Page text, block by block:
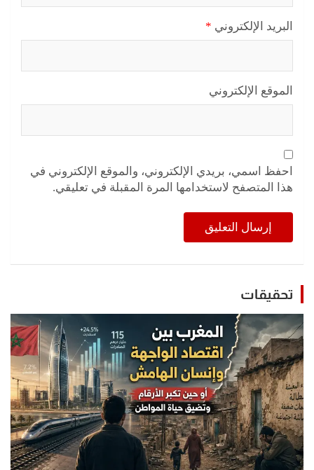
البريد الإلكتروني *
الموقع الإلكتروني
احفظ اسمي، بريدي الإلكتروني، والموقع الإلكتروني في
هذا المتصفح لاستخدامها المرة المقبلة في تعليقي.
تحقيقات